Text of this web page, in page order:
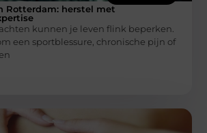
Rotterdam: herstel met
kunnen je leven flink beperken.
een sportblessure, chronische pijn of